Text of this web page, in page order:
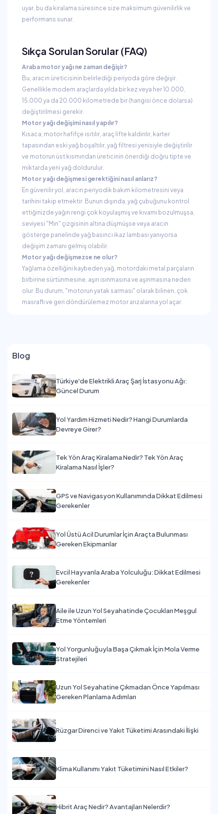
uyar, bu da kiralama süresince size maksimum güvenilirlik ve
performans sunar.
Sıkça Sorulan Sorular (FAQ)
Araba motor yağı ne zaman değişir?
Bu, aracın üreticisinin belirlediği periyoda göre değişir.
Genellikle modern araçlarda yılda bir kez veya her 10.000,
15.000 ya da 20.000 kilometrede bir (hangisi önce dolarsa)
değiştirilmesi gerekir.
Motor yağı değişimi nasıl yapılır?
Kısaca; motor hafifçe ısıtılır, araç lifte kaldırılır, karter
tapasından eski yağ boşaltılır, yağ filtresi yenisiyle değiştirilir
ve motorun üst kısmından üreticinin önerdiği doğru tipte ve
miktarda yeni yağ doldurulur.
Motor yağı değişmesi gerektiğini nasıl anlarız?
En güvenilir yol, aracın periyodik bakım kilometresini veya
tarihini takip etmektir. Bunun dışında, yağ çubuğunu kontrol
ettiğinizde yağın rengi çok koyulaşmış ve kıvamı bozulmuşsa,
seviyesi "Min" çizgisinin altına düşmüşse veya aracın
gösterge panelinde yağ basıncı ikaz lambası yanıyorsa
değişim zamanı gelmiş olabilir.
Motor yağı değişmezse ne olur?
Yağlama özelliğini kaybeden yağ, motordaki metal parçaların
birbirine sürtünmesine, aşırı ısınmasına ve aşınmasına neden
olur. Bu durum, "motorun yatak sarması" olarak bilinen, çok
masraflı ve geri döndürülemez motor arızalarına yol açar.
Blog
Türkiye'de Elektrikli Araç Şarj İstasyonu Ağı:
Güncel Durum
Yol Yardım Hizmeti Nedir? Hangi Durumlarda
Devreye Girer?
Tek Yön Araç Kiralama Nedir? Tek Yön Araç
Kiralama Nasıl İşler?
GPS ve Navigasyon Kullanımında Dikkat Edilmesi
Gerekenler
Yol Üstü Acil Durumlar İçin Araçta Bulunması
Gereken Ekipmanlar
Evcil Hayvanla Araba Yolculuğu: Dikkat Edilmesi
Gerekenler
Aile ile Uzun Yol Seyahatinde Çocukları Meşgul
Etme Yöntemleri
Yol Yorgunluğuyla Başa Çıkmak İçin Mola Verme
Stratejileri
Uzun Yol Seyahatine Çıkmadan Önce Yapılması
Gereken Planlama Adımları
Rüzgar Direnci ve Yakıt Tüketimi Arasındaki İlişki
Klima Kullanımı Yakıt Tüketimini Nasıl Etkiler?
Hibrit Araç Nedir? Avantajları Nelerdir?